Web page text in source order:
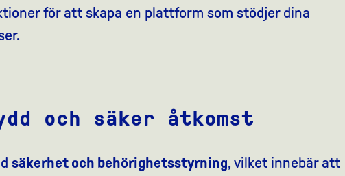
för att skapa en plattform som stödjer dina
och säker åtkomst
säkerhet och behörighetsstyrning, vilket innebär att